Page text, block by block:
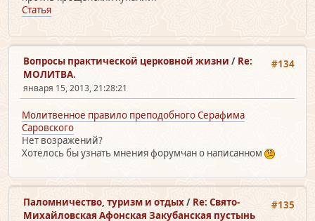
Статья
#134
Вопросы практической церковной жизни / Re:
МОЛИТВА.
января 15, 2013, 21:28:21
Молитвенное правило преподобного Серафима
Саровского
Нет возражений?
Хотелось бы узнать мнения форумчан о написанном
#135
Паломничество, туризм и отдых/ Re: Свято-
Михайловская Афонская Закубанская пустынь